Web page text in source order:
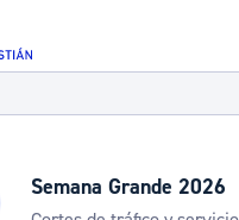
principal
Semana Grande 2026